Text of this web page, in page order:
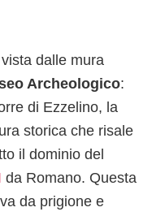
Archeologico:
di Ezzelino, la
storica che risale
il dominio del
da Romano. Questa
da prigione e